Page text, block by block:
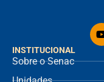
INSTITUCIONAL
Sobre o Senac